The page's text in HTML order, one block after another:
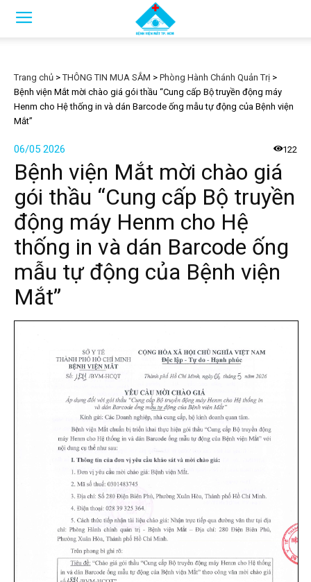
Trang chủ >THÔNG TIN MUA SẮM > Phòng Hành Chánh Quản Trị >
Bệnh viện Mắt mời chào giá gói thầu “Cung cấp Bộ truyền động máy
Henm cho Hệ thống in và dán Barcode ống mẫu tự động của Bệnh viện
Mắt”
06/05 2026 122
Bệnh viện Mắt mời chào giá
gói thầu “Cung cấp Bộ truyền
động máy Henm cho Hệ
thống in và dán Barcode ống
mẫu tự động của Bệnh viện
Mắt”